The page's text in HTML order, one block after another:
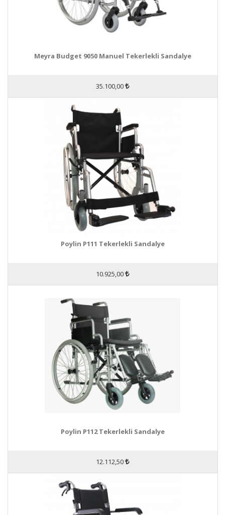
Meyra Budget 9050 Manuel Tekerlekli Sandalye
35.100,00
Poylin P111 Tekerlekli Sandalye
10.925,00
Poylin P112 Tekerlekli Sandalye
12.112,50